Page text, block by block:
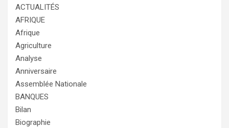
ACTUALITÉS
AFRIQUE
Afrique
Agriculture
Analyse
Anniversaire
Assemblée Nationale
BANQUES
Bilan
Biographie